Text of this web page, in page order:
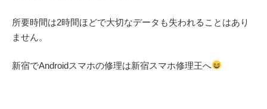
所要時間は2時間ほどで大切なデータも失われることはあり
ません。
新宿でAndroidスマホの修理は新宿スマホ修理王へ